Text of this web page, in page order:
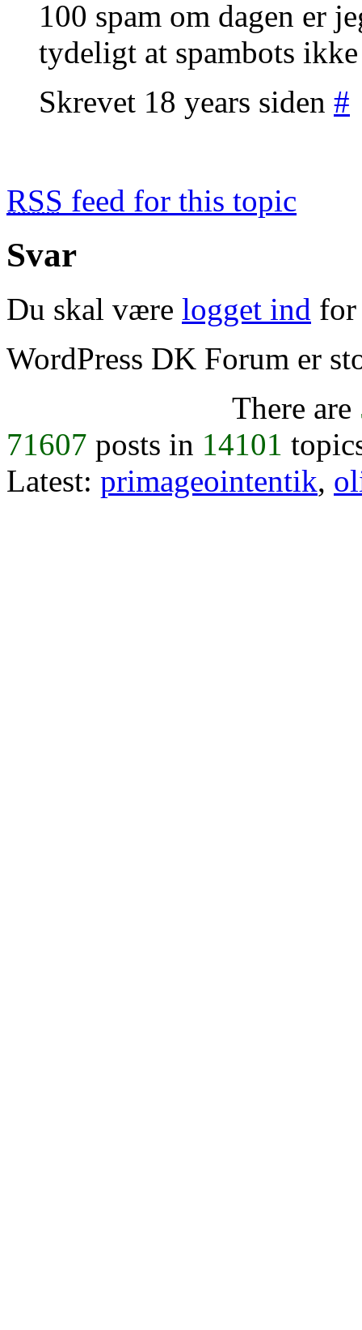
100 spam om dagen er
tydeligt at spambots
Skrevet 18 years siden #
RSS feed for this topic
Svar
Du skal være logget ind for
WordPress DK Forum er
There are
71607 posts in 14101
Latest: primageointentik,